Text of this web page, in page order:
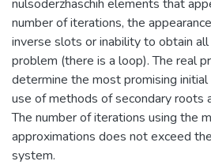
nulsoderzhaschih elements that
number of iterations, the
inverse slots or inability to obtain
problem (there is a loop). The real
determine the most promising
use of methods of secondary roots
The number of iterations using the
approximations does not exceed
system.